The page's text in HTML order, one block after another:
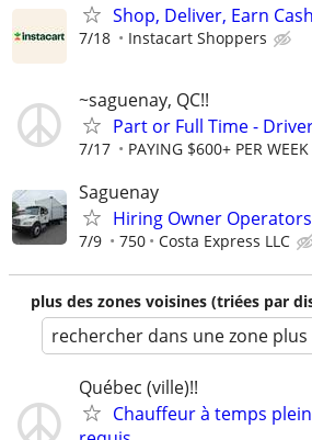
Shop, Deliver, Earn
7/18 Instacart Shoppers
~saguenay, QC!!
Part or Full Time -
7/17 PAYING $600+ PER WEEK
Saguenay
Hiring Owner Operators
7/9 750 Costa Express LLC
plus des zones voisines (triées par
rechercher dans une zone
Québec (ville)!!
Chauffeur à temps